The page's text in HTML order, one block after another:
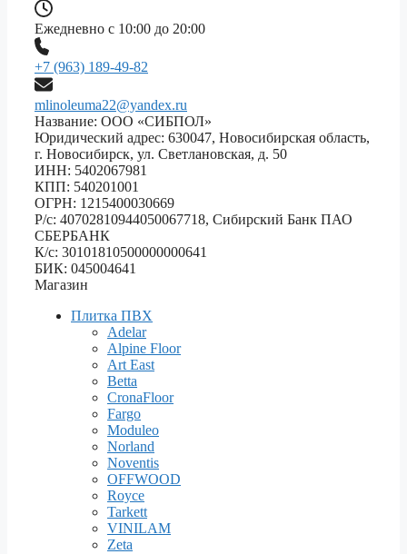
Ежедневно с 10:00 до 20:00
+7 (963) 189-49-82
mlinoleuma22@yandex.ru
Название: ООО «СИБПОЛ»
Юридический адрес: 630047, Новосибирская область,
г. Новосибирск, ул. Светлановская, д. 50
ИНН: 5402067981
КПП: 540201001
ОГРН: 1215400030669
Р/с: 40702810944050067718, Сибирский Банк ПАО
СБЕРБАНК
К/с: 30101810500000000641
БИК: 045004641
Магазин
Плитка ПВХ
Adelar
Alpine Floor
Art East
Betta
CronaFloor
Fargo
Moduleo
Norland
Noventis
OFFWOOD
Royce
Tarkett
VINILAM
Zeta